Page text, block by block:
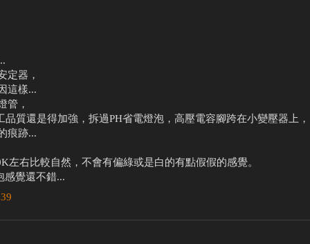
定器，
這樣...
管，
品質還是得加強，拆過PH省電燈泡，高壓電容腳跨在小變壓器上，
痕跡...
左右比較自然，不會有偏綠或是白的有點假假的感覺。
感覺還不錯...